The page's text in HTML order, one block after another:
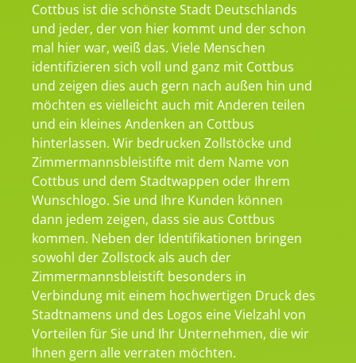
Cottbus ist die schönste Stadt Deutschlands
und jeder, der von hier kommt und der schon
mal hier war, weiß das. Viele Menschen
identifizieren sich voll und ganz mit Cottbus
und zeigen dies auch gern nach außen hin und
möchten es vielleicht auch mit Anderen teilen
und ein kleines Andenken an Cottbus
hinterlassen. Wir bedrucken Zollstöcke und
Zimmermannsbleistifte mit dem Name von
Cottbus und dem Stadtwappen oder Ihrem
Wunschlogo. Sie und Ihre Kunden können
dann jedem zeigen, dass sie aus Cottbus
kommen. Neben der Identifikationen bringen
sowohl der Zollstock als auch der
Zimmermannsbleistift besonders in
Verbindung mit einem hochwertigen Druck des
Stadtnamens und des Logos eine Vielzahl von
Vorteilen für Sie und Ihr Unternehmen, die wir
Ihnen gern alle verraten möchten.